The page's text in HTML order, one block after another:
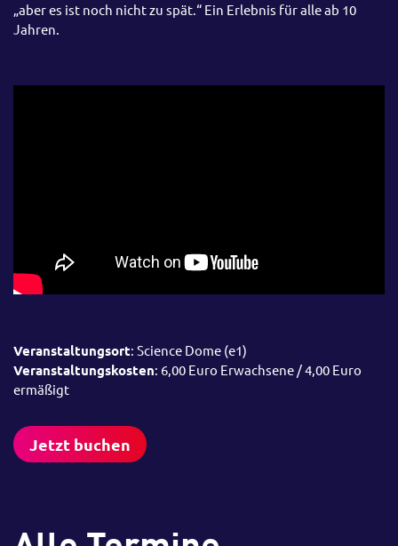
„aber es ist noch nicht zu spät.“ Ein Erlebnis für alle ab 10
Jahren.
Veranstaltungsort: Science Dome (e1)
Veranstaltungskosten: 6,00 Euro Erwachsene / 4,00 Euro
ermäßigt
Jetzt buchen